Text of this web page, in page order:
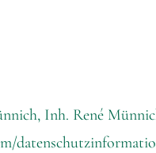
Inh. René